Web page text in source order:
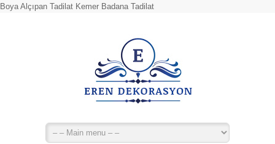
Boya Alçıpan Tadilat Kemer Badana Tadilat